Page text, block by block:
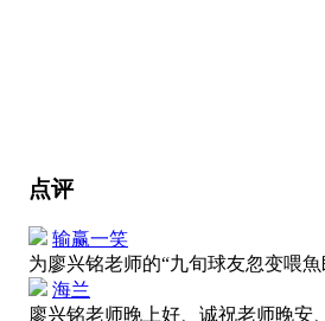
点评
输赢一笑
为廖兴铭老师的“九旬球友忽变喂
海兰
廖兴铭老师晚上好、诚祝老师晚